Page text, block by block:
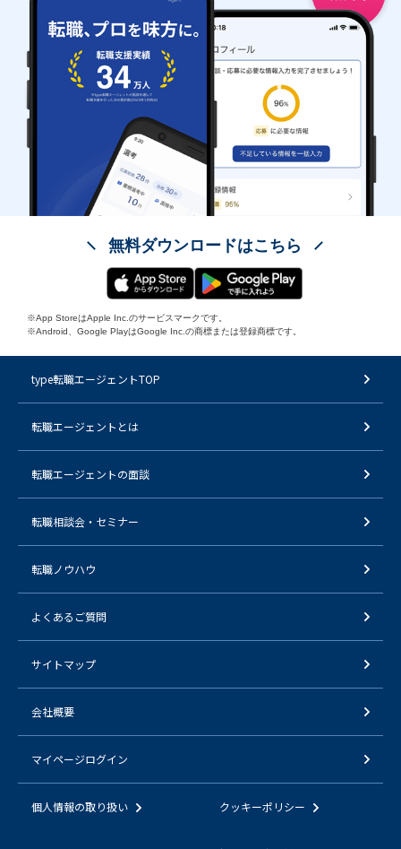
無料ダウンロードはこちら
※App StoreはApple Inc.のサービスマークです。
※Android、Google PlayはGoogle Inc.の商標または登録商標です。
type転職エージェントTOP
転職エージェントとは
転職エージェントの面談
転職相談会・セミナー
転職ノウハウ
よくあるご質問
サイトマップ
会社概要
マイページログイン
個人情報の取り扱い クッキーポリシー